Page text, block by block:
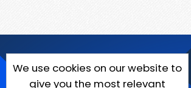
We use cookies on our website to
give you the most relevant